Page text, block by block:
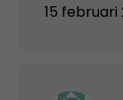
15 februari